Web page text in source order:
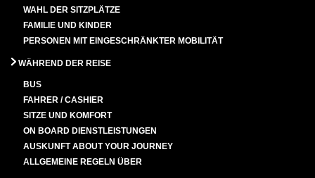
WAHL DER SITZPLÄTZE
FAMILIE UND KINDER
PERSONEN MIT EINGESCHRÄNKTER MOBILITÄT
WÄHREND DER REISE
BUS
FAHRER / CASHIER
SITZE UND KOMFORT
ON BOARD DIENSTLEISTUNGEN
AUSKUNFT ABOUT YOUR JOURNEY
ALLGEMEINE REGELN ÜBER